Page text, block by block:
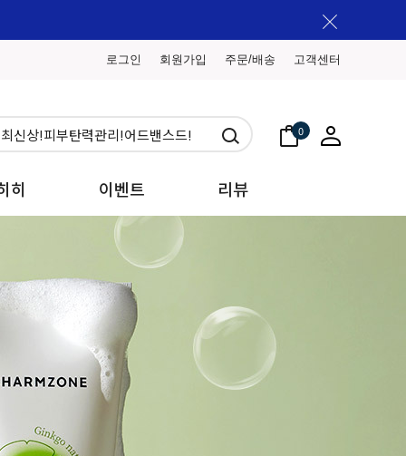
로그인 회원가입 주문/배송 고객센터
0
히 이벤트 리뷰